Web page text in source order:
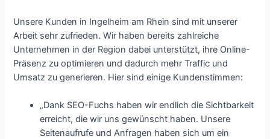
Unsere Kunden in Ingelheim am Rhein sind mit unserer
Arbeit sehr zufrieden. Wir haben bereits zahlreiche
Unternehmen in der Region dabei unterstützt, ihre Online-
Präsenz zu optimieren und dadurch mehr Traffic und
Umsatz zu generieren. Hier sind einige Kundenstimmen:
„Dank SEO-Fuchs haben wir endlich die Sichtbarkeit
erreicht, die wir uns gewünscht haben. Unsere
Seitenaufrufe und Anfragen haben sich um ein